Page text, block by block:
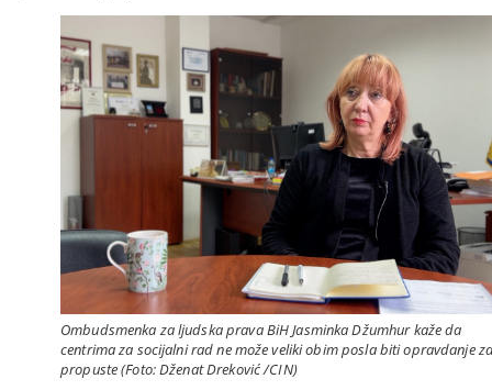
Ombudsmenka za ljudska prava BiH Jasminka Džumhur kaže da
centrima za socijalni rad ne može veliki obim posla biti opravdanje
propuste (Foto: Dženat Dreković /CIN)